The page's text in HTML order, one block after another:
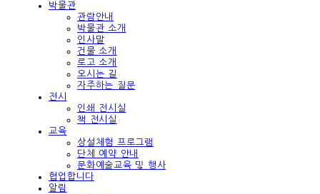
박물관
관람안내
박물관 소개
인사말
건물 소개
로고 소개
오시는 길
자주하는 질문
전시
인쇄 전시실
책 전시실
교육
상설체험 프로그램
단체 예약 안내
문화예술교육 및 행사
협업합니다
알림